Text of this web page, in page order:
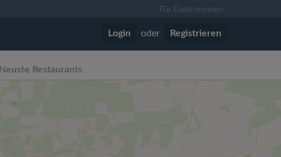
Für Gastronomen
Login oder Registrieren
Neuste Restaurants